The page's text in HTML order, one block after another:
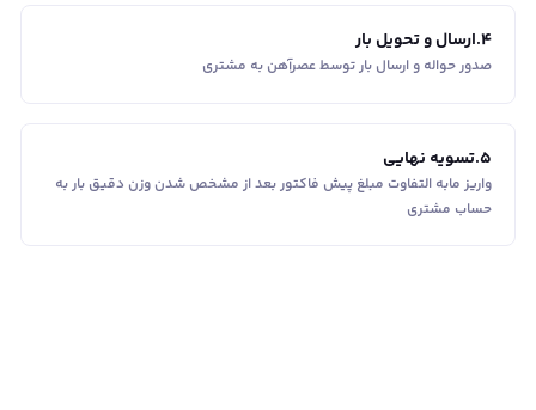
4
.ارسال و تحویل بار
صدور حواله و ارسال بار توسط عصرآهن به مشتری
5
.تسویه نهایی
واریز مابه التفاوت مبلغ پیش فاکتور بعد از مشخص شدن وزن دقیق بار به
حساب مشتری